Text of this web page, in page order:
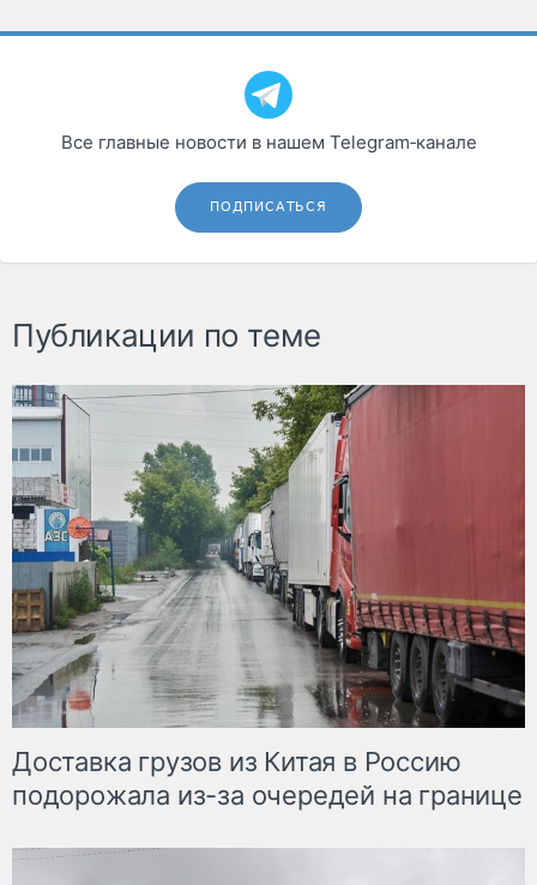
Все главные новости в нашем Telegram‑канале
ПОДПИСАТЬСЯ
Публикации по теме
Доставка грузов из Китая в Россию
подорожала из-за очередей на границе